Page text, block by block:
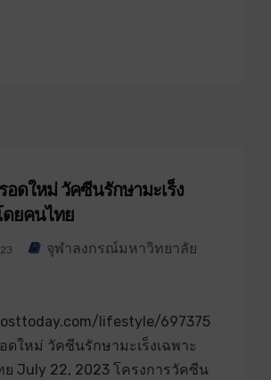
อดใหม่ วัคซีนรักษามะเร็ง
ดยคนไทย
จุฬาลงกรณ์มหาวิทยาลัย
lifestyle/697375
ดใหม่ วัคซีนรักษามะเร็งเฉพาะ
July 22, 2023 โครงการวัคซีน